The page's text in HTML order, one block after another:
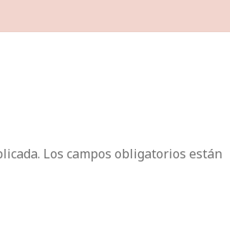
Los campos obligatorios están